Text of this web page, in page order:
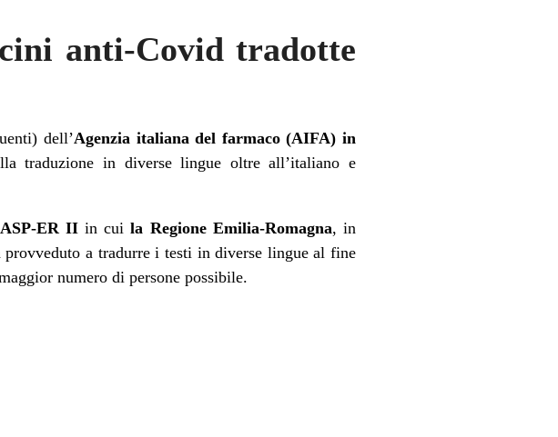
anti-Covid tradotte
dell’Agenzia italiana del farmaco (AIFA) in
traduzione in diverse lingue oltre all’italiano e
ER IIin cuila Regione Emilia-Romagna, in
a tradurre i testi in diverse lingue al fine
numero di persone possibile.